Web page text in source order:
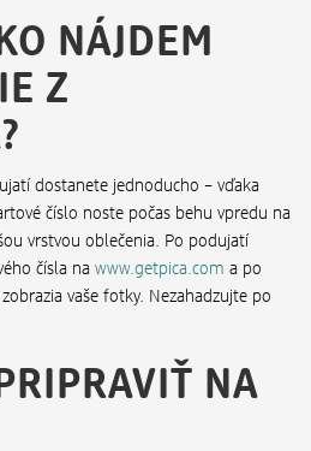
NÁJDEM
Z
dostanete jednoducho – vďaka
číslo noste počas behu vpredu na
vrstvou oblečenia. Po podujatí
čísla na www.getpica.com a po
vaše fotky. Nezahadzujte po
NA